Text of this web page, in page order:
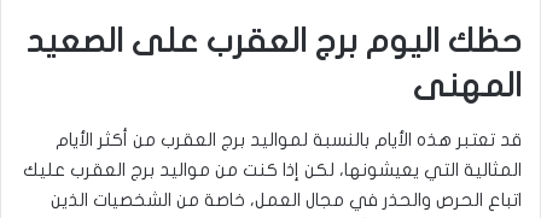
حظك اليوم برج العقرب على الصعيد
المهنى
قد تعتبر هذه الأيام بالنسبة لمواليد برج العقرب من أكثر الأيام
المثالية التي يعيشونها، لكن إذا كنت من مواليد برج العقرب عليك
اتباع الحرص والحذر في مجال العمل، خاصة من الشخصيات الذين